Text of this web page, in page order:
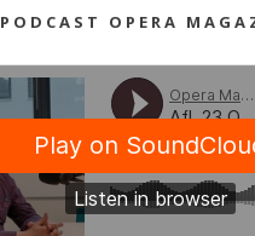
PODCAST OPERA